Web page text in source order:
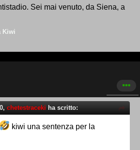
Sei mai venuto, da Siena, a
Kiwi
chetestraceki ha scritto:
kiwi una sentenza per la